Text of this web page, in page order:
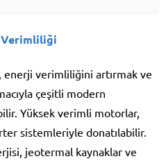
enerji verimliliğini artırmak ve
çeşitli modern
Yüksek verimli motorlar,
sistemleriyle donatılabilir.
jeotermal kaynaklar ve